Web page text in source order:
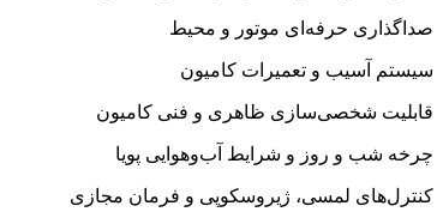
صداگذاری حرفه‌ای موتور و محیط
سیستم آسیب و تعمیرات کامیون
قابلیت شخصی‌سازی ظاهری و فنی کامیون
چرخه شب و روز و شرایط آب‌وهوایی پویا
کنترل‌های لمسی، ژیروسکوپی و فرمان مجازی